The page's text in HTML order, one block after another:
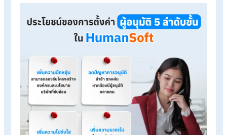
ลำดับขั้นการอนุมัติขั้นที่ 1: หัวหน้างาน (Supervisor)
ลำดับขั้นการอนุมัติขั้นที่ 2: หัวหน้าแผนก (Head of
Department)
จะเห็นได้ว่าการกำหนดผู้อนุมัติในระบบนั้นมีความยืดหยุ่นสูง ผู้ใช้งา
สามารถตั้งค่าระบบให้สอดคล้องกับโครงสร้างองค์กรและขั้นตอน
ทำงานจริงได้ แม้ต่างแผนกต่างจำนวนผู้อนุมัติก็สามารถตั้งค่าได้ต
ความต้องการซึ่งสูงสุดถึง 5 ขั้น หรือหากแต่ละแผนกมีการกำหนด